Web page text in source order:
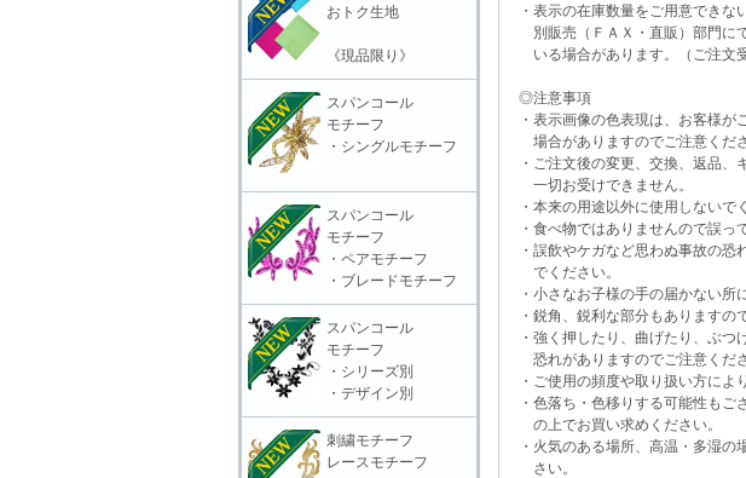
・表示の在庫数量をご用意できな
別販売（ＦＡＸ・直販）部門にて
いる場合があります。（ご注文受
◎注意事項
・表示画像の色表現は、お客様が
場合がありますのでご注意くださ
・ご注文後の変更、交換、返品、
一切お受けできません。
・本来の用途以外に使用しないで
・食べ物ではありませんので誤っ
・誤飲やケガなど思わぬ事故の恐
でください。
・小さなお子様の手の届かない所
・鋭角、鋭利な部分もありますの
・強く押したり、曲げたり、ぶつ
恐れがありますのでご注意くださ
・ご使用の頻度や取り扱い方によ
・色落ち・色移りする可能性もご
の上でお買い求めください。
・火気のある場所、高温・多湿の
さい。
おトク生地
《現品限り》
スパンコール
モチーフ
・シングルモチーフ
スパンコール
モチーフ
・ペアモチーフ
・ブレードモチーフ
スパンコール
モチーフ
・シリーズ別
・デザイン別
刺繍モチーフ
レースモチーフ